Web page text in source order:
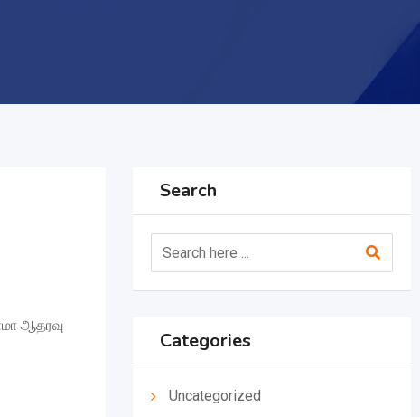
ஆதரவு
Search
Categories
Uncategorized